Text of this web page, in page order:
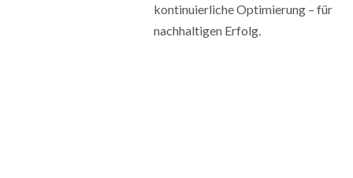
kontinuierliche Optimierung – für
nachhaltigen Erfolg.